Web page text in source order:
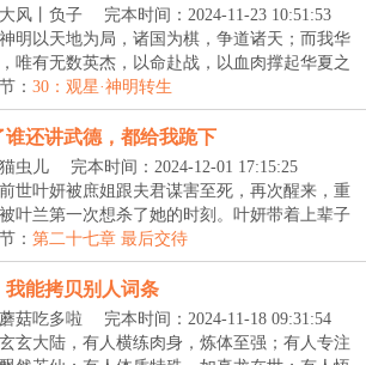
风丨负子
完本时间：2024-11-23 10:51:53
明以天地为局，诸国为棋，争道诸天；而我华
唯有无数英杰，以命赴战，以血肉撑起华夏之
： 30：观星·神明转生
谁还讲武德，都给我跪下
虫儿
完本时间：2024-12-01 17:15:25
世叶妍被庶姐跟夫君谋害至死，再次醒来，重
叶兰第一次想杀了她的时刻。叶妍带着上辈子
： 第二十七章 最后交待
我能拷贝别人词条
菇吃多啦
完本时间：2024-11-18 09:31:54
玄大陆，有人横练肉身，炼体至强；有人专注